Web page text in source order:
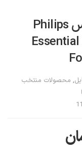
سشوار 1200 واتی فیلیپس Philips
, محصولات منتخب